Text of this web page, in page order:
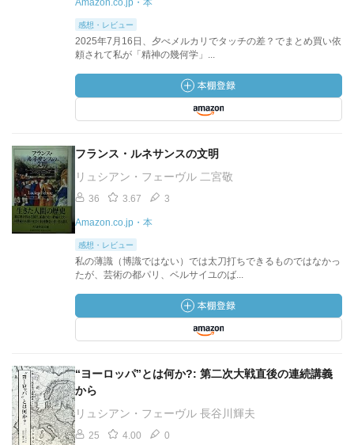
Amazon.co.jp・本
感想・レビュー
2025年7月16日、夕べメルカリでタッチの差？でまとめ買い依
頼されて私が「精神の幾何学」...
フランス・ルネサンスの文明
リュシアン・フェーヴル 二宮敬
36 3.67 3
Amazon.co.jp・本
感想・レビュー
私の薄識（博識ではない）では太刀打ちできるものではなかっ
たが、芸術の都パリ、ベルサイユのば...
“ヨーロッパ”とは何か?: 第二次大戦直後の連続講義
から
リュシアン・フェーヴル 長谷川輝夫
25 4.00 0